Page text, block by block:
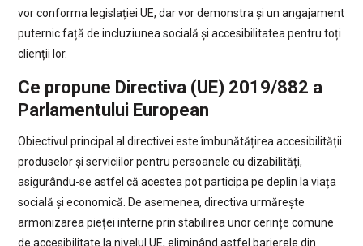
vor conforma legislației UE, dar vor demonstra și un angajament
puternic față de incluziunea socială și accesibilitatea pentru toți
clienții lor.
Ce propune Directiva (UE) 2019/882 a
Parlamentului European
Obiectivul principal al directivei este îmbunătățirea accesibilității
produselor și serviciilor pentru persoanele cu dizabilități,
asigurându-se astfel că acestea pot participa pe deplin la viața
socială și economică. De asemenea, directiva urmărește
armonizarea pieței interne prin stabilirea unor cerințe comune
de accesibilitate la nivelul UE, eliminând astfel barierele din